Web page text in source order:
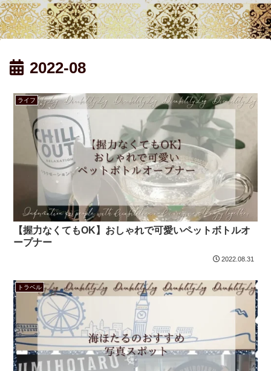
2022-08
ライフ
【握力なくてもOK】おしゃれで可愛いペットボトルオ
ープナー
2022.08.31
トラベル